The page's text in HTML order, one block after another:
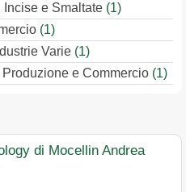
Incise e Smaltate (1)
(1)
Varie (1)
e Commercio (1)
di Mocellin Andrea